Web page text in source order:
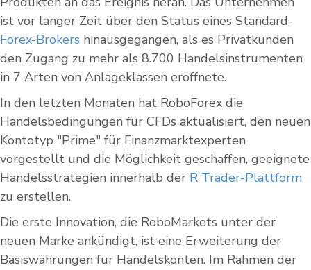
ist vor langer Zeit über den Status eines Standard-
Forex-Brokers hinausgegangen, als es Privatkunden
den Zugang zu mehr als 8.700 Handelsinstrumenten
in 7 Arten von Anlageklassen eröffnete.
In den letzten Monaten hat RoboForex die
Handelsbedingungen für CFDs aktualisiert, den neuen
Kontotyp "Prime" für Finanzmarktexperten
vorgestellt und die Möglichkeit geschaffen, geeignete
Handelsstrategien innerhalb der R Trader-Plattform
zu erstellen.
Die erste Innovation, die RoboMarkets unter der
neuen Marke ankündigt, ist eine Erweiterung der
Basiswährungen für Handelskonten. Im Rahmen der